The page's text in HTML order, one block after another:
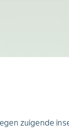
zuigende